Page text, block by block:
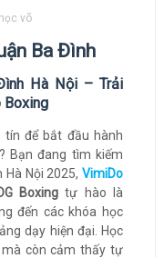
võ
Ba Đình
Hà Nội – Trải
Boxing
để bắt đầu hành
Bạn đang tìm kiếm
Hà Nội 2025,VimiDo
Boxing tự hào là
đến các khóa học
dạy hiện đại. Học
còn cảm thấy tự